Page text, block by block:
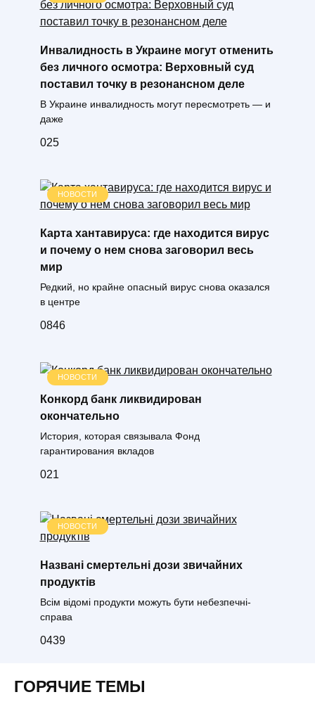
Инвалидность в Украине могут отменить
без личного осмотра: Верховный суд
поставил точку в резонансном деле
В Украине инвалидность могут пересмотреть — и
даже
025
НОВОСТИ
Карта хантавируса: где находится вирус
и почему о нем снова заговорил весь
мир
Редкий, но крайне опасный вирус снова оказался
в центре
0846
НОВОСТИ
Конкорд банк ликвидирован
окончательно
История, которая связывала Фонд
гарантирования вкладов
021
НОВОСТИ
Названі смертельні дози звичайних
продуктів
Всім відомі продукти можуть бути небезпечні-
справа
0439
ГОРЯЧИЕ ТЕМЫ